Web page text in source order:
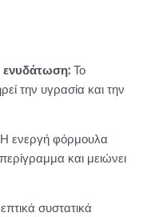
ενυδάτωση: Το
την υγρασία και την
Η ενεργή φόρμουλα
περίγραμμα και μειώνει
συστατικά